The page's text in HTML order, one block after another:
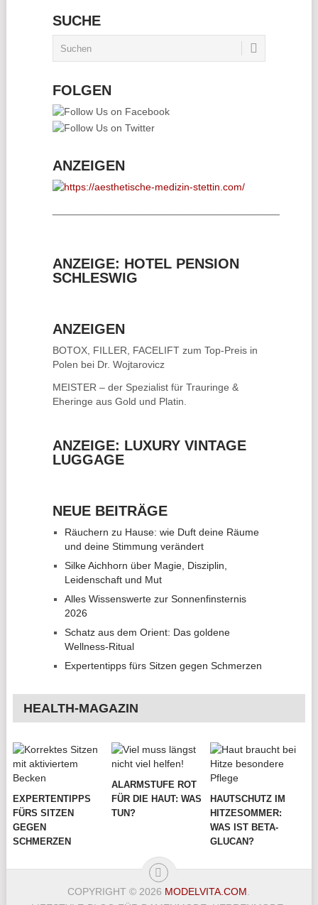
SUCHE
FOLGEN
ANZEIGEN
ANZEIGE: HOTEL PENSION
SCHLESWIG
ANZEIGEN
BOTOX, FILLER, FACELIFTzum Top-Preis in
Polen bei Dr. Wojtarovicz
MEISTER – der Spezialist für Trauringe &
Eheringe aus Gold und Platin.
ANZEIGE: LUXURY VINTAGE
LUGGAGE
NEUE BEITRÄGE
Räuchern zu Hause: wie Duft deine Räume
und deine Stimmung verändert
Silke Aichhorn über Magie, Disziplin,
Leidenschaft und Mut
Alles Wissenswerte zur Sonnenfinsternis
2026
Schatz aus dem Orient: Das goldene
Wellness-Ritual
Expertentipps fürs Sitzen gegen Schmerzen
HEALTH-MAGAZIN
EXPERTENTIPPS
FÜRS SITZEN
GEGEN
SCHMERZEN
ALARMSTUFE ROT
FÜR DIE HAUT: WAS
TUN?
HAUTSCHUTZ IM
HITZESOMMER:
WAS IST BETA-
GLUCAN?
COPYRIGHT © 2026 MODELVITA.COM